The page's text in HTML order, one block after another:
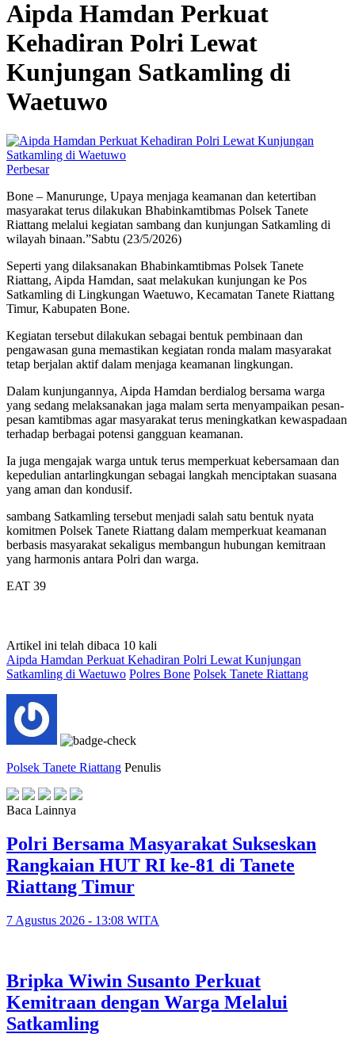
Aipda Hamdan Perkuat
Kehadiran Polri Lewat
Kunjungan Satkamling di
Waetuwo
Perbesar
Bone – Manurunge, Upaya menjaga keamanan dan ketertiban
masyarakat terus dilakukan Bhabinkamtibmas Polsek Tanete
Riattang melalui kegiatan sambang dan kunjungan Satkamling di
wilayah binaan.”Sabtu (23/5/2026)
Seperti yang dilaksanakan Bhabinkamtibmas Polsek Tanete
Riattang, Aipda Hamdan, saat melakukan kunjungan ke Pos
Satkamling di Lingkungan Waetuwo, Kecamatan Tanete Riattang
Timur, Kabupaten Bone.
Kegiatan tersebut dilakukan sebagai bentuk pembinaan dan
pengawasan guna memastikan kegiatan ronda malam masyarakat
tetap berjalan aktif dalam menjaga keamanan lingkungan.
Dalam kunjungannya, Aipda Hamdan berdialog bersama warga
yang sedang melaksanakan jaga malam serta menyampaikan pesan-
pesan kamtibmas agar masyarakat terus meningkatkan kewaspadaan
terhadap berbagai potensi gangguan keamanan.
Ia juga mengajak warga untuk terus memperkuat kebersamaan dan
kepedulian antarlingkungan sebagai langkah menciptakan suasana
yang aman dan kondusif.
sambang Satkamling tersebut menjadi salah satu bentuk nyata
komitmen Polsek Tanete Riattang dalam memperkuat keamanan
berbasis masyarakat sekaligus membangun hubungan kemitraan
yang harmonis antara Polri dan warga.
EAT 39
Artikel ini telah dibaca 10 kali
Aipda Hamdan Perkuat Kehadiran Polri Lewat Kunjungan
Satkamling di Waetuwo Polres Bone Polsek Tanete Riattang
Polsek Tanete Riattang Penulis
Baca Lainnya
Polri Bersama Masyarakat Sukseskan
Rangkaian HUT RI ke-81 di Tanete
Riattang Timur
7 Agustus 2026 - 13:08 WITA
Bripka Wiwin Susanto Perkuat
Kemitraan dengan Warga Melalui
Satkamling